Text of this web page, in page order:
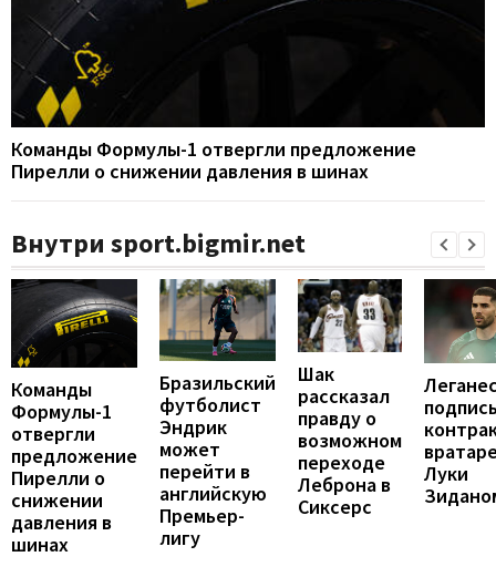
Команды Формулы-1 отвергли предложение
Пирелли о снижении давления в шинах
Внутри sport.bigmir.net
Команды
Формулы-1
отвергли
предложение
Пирелли о
снижении
давления в
шинах
Бразильский
футболист
Эндрик
может
перейти в
английскую
Премьер-
лигу
Шак
рассказал
правду о
возможном
переходе
Леброна в
Сиксерс
Луки